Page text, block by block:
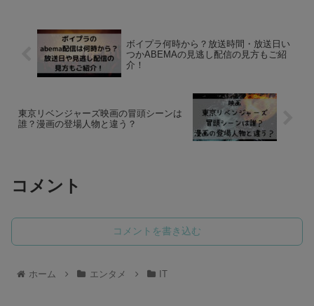
ボイプラ何時から？放送時間・放送日い
つかABEMAの見逃し配信の見方もご紹
介！
東京リベンジャーズ映画の冒頭シーンは
誰？漫画の登場人物と違う？
コメント
コメントを書き込む
ホーム エンタメ IT